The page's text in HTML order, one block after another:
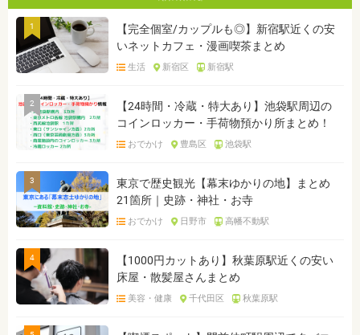
1
【完全個室/カップルも◎】新宿駅近くの安
いネットカフェ・漫画喫茶まとめ
生活 新宿区 新宿駅
2
【24時間・冷蔵・特大あり】池袋駅周辺の
コインロッカー・手荷物預かり所まとめ！
おでかけ 豊島区 池袋駅
3
東京で歴史観光【幕末ゆかりの地】まとめ
21箇所｜史跡・神社・お寺
おでかけ 日野市 高幡不動駅
4
【1000円カットあり】秋葉原駅近くの安い
床屋・散髪屋さんまとめ
美容・健康 千代田区 秋葉原駅